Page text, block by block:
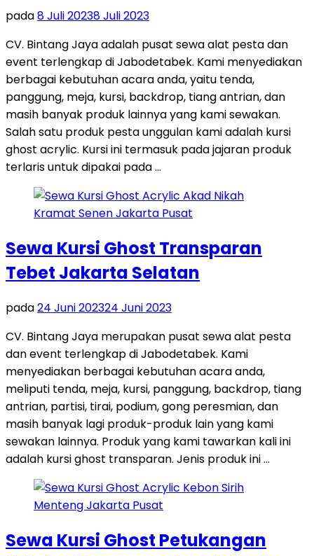
pada8 Juli 20238 Juli 2023
CV. Bintang Jaya adalah pusat sewa alat pesta dan
event terlengkap di Jabodetabek. Kami menyediakan
berbagai kebutuhan acara anda, yaitu tenda,
panggung, meja, kursi, backdrop, tiang antrian, dan
masih banyak produk lainnya yang kami sewakan.
Salah satu produk pesta unggulan kami adalah kursi
ghost acrylic. Kursi ini termasuk pada jajaran produk
terlaris untuk dipakai pada …
Sewa Kursi Ghost Transparan
Tebet Jakarta Selatan
pada24 Juni 202324 Juni 2023
CV. Bintang Jaya merupakan pusat sewa alat pesta
dan event terlengkap di Jabodetabek. Kami
menyediakan berbagai kebutuhan acara anda,
meliputi tenda, meja, kursi, panggung, backdrop, tiang
antrian, partisi, tirai, podium, gong peresmian, dan
masih banyak lagi produk-produk lain yang kami
sewakan lainnya. Produk yang kami tawarkan kali ini
adalah kursi ghost transparan. Jenis produk ini …
Sewa Kursi Ghost Petukangan